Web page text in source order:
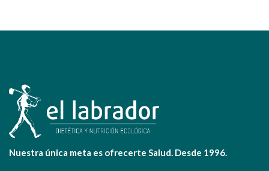
Nuestra única meta es ofrecerte Salud. Desde 1996.